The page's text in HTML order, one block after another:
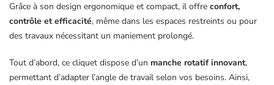
Grâce à son design ergonomique et compact, il offre confort,
contrôle et efficacité, même dans les espaces restreints ou pour
des travaux nécessitant un maniement prolongé.
Tout d’abord, ce cliquet dispose d’un manche rotatif innovant,
permettant d’adapter l’angle de travail selon vos besoins. Ainsi,